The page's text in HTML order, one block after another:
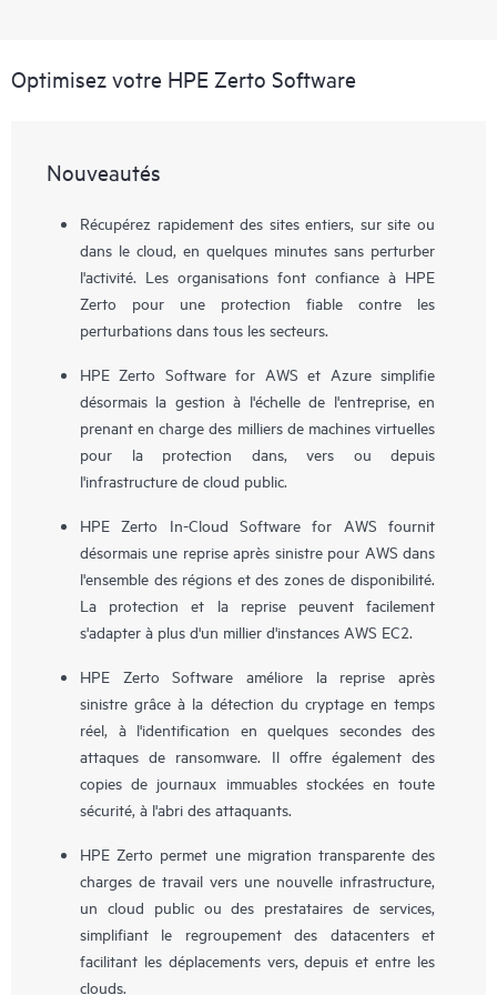
Optimisez votre HPE Zerto Software
Nouveautés
Récupérez rapidement des sites entiers, sur site ou
dans le cloud, en quelques minutes sans perturber
l'activité. Les organisations font confiance à HPE
Zerto pour une protection fiable contre les
perturbations dans tous les secteurs.
HPE Zerto Software for AWS et Azure simplifie
désormais la gestion à l'échelle de l'entreprise, en
prenant en charge des milliers de machines virtuelles
pour la protection dans, vers ou depuis
l'infrastructure de cloud public.
HPE Zerto In-Cloud Software for AWS fournit
désormais une reprise après sinistre pour AWS dans
l'ensemble des régions et des zones de disponibilité.
La protection et la reprise peuvent facilement
s'adapter à plus d'un millier d'instances AWS EC2.
HPE Zerto Software améliore la reprise après
sinistre grâce à la détection du cryptage en temps
réel, à l'identification en quelques secondes des
attaques de ransomware. Il offre également des
copies de journaux immuables stockées en toute
sécurité, à l'abri des attaquants.
HPE Zerto permet une migration transparente des
charges de travail vers une nouvelle infrastructure,
un cloud public ou des prestataires de services,
simplifiant le regroupement des datacenters et
facilitant les déplacements vers, depuis et entre les
clouds.